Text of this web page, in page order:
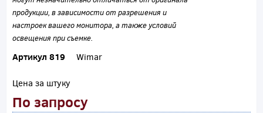
продукции, в зависимости от разрешения и
настроек вашего монитора, а также условий
освещения при съемке.
Артикул 819 Wimar
Цена за штуку
По запросу